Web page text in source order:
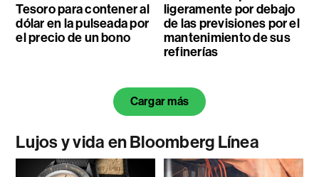
Tesoro para contener al
dólar en la pulseada por
el precio de un bono
ligeramente por debajo
de las previsiones por el
mantenimiento de sus
refinerías
Cargar más
Lujos y vida en Bloomberg Línea